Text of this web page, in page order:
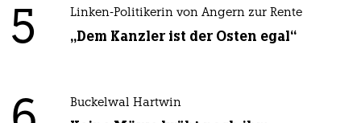
5 Linken-Politikerin von Angern zur Rente
„Dem Kanzler ist der Osten egal“
Buckelwal Hartwin